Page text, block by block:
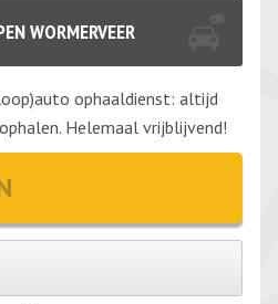
WORMERVEER
ophaaldienst: altijd
Helemaal vrijblijvend!